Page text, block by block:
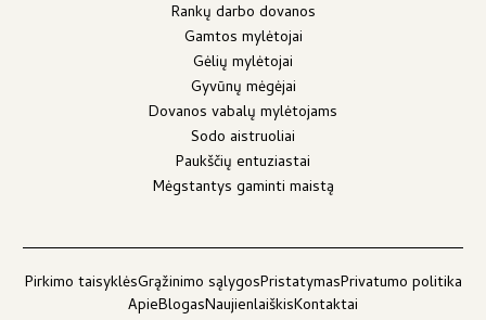
Rankų darbo dovanos
Gamtos mylėtojai
Gėlių mylėtojai
Gyvūnų mėgėjai
Dovanos vabalų mylėtojams
Sodo aistruoliai
Paukščių entuziastai
Mėgstantys gaminti maistą
Pirkimo taisyklėsGrąžinimo sąlygosPristatymasPrivatumo politika
ApieBlogasNaujienlaiškisKontaktai